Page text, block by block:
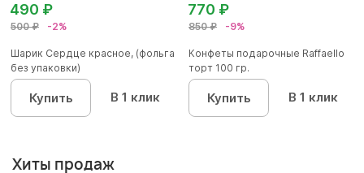
500 ₽ -2%
490 ₽
Шарик Сердце красное, (фольга
без упаковки)
Купить В 1 клик
850 ₽ -9%
770 ₽
Конфеты подарочные Raffaello
торт 100 гр.
Купить В 1 клик
Хиты продаж